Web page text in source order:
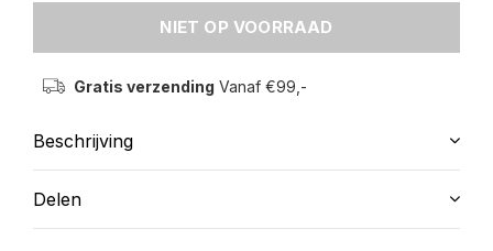
NIET OP VOORRAAD
Gratis verzending Vanaf €99,-
Beschrijving
Delen